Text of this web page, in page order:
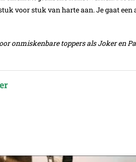
voor stuk van harte aan. Je gaat
onmiskenbare toppers als Joker en